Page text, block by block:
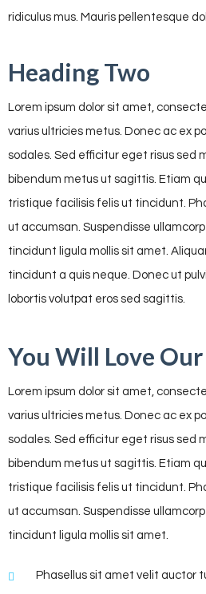
ridiculus mus. Mauris pellentesque
Heading Two
Lorem ipsum dolor sit amet,
varius ultricies metus. Donec ac ex
sodales. Sed efficitur eget risus sed
bibendum metus ut sagittis. Etiam
tristique facilisis felis ut tincidunt.
ut accumsan. Suspendisse
tincidunt ligula mollis sit amet.
tincidunt a quis neque. Donec ut
lobortis volutpat eros sed sagittis.
You Will Love
Lorem ipsum dolor sit amet,
varius ultricies metus. Donec ac ex
sodales. Sed efficitur eget risus sed
bibendum metus ut sagittis. Etiam
tristique facilisis felis ut tincidunt.
ut accumsan. Suspendisse
tincidunt ligula mollis sit amet.
Phasellus sit amet velit auctor